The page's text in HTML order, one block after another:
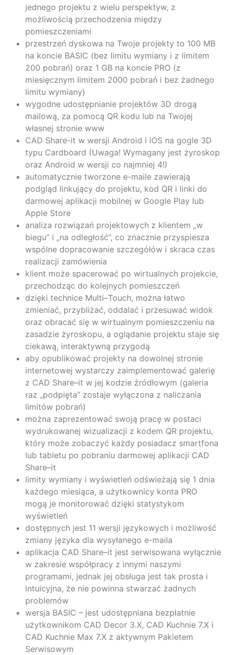
jednego projektu z wielu perspektyw, z
możliwością przechodzenia między
pomieszczeniami
przestrzeń dyskowa na Twoje projekty to 100 MB
na koncie BASIC (bez limitu wymiany i z limitem
200 pobrań) oraz 1 GB na koncie PRO (z
miesięcznym limitem 2000 pobrań i bez żadnego
limitu wymiany)
wygodne udostępnianie projektów 3D drogą
mailową, za pomocą QR kodu lub na Twojej
własnej stronie www
CAD Share-it w wersji Android i iOS na gogle 3D
typu Cardboard (Uwaga! Wymagany jest żyroskop
oraz Android w wersji co najmniej 4!)
automatycznie tworzone e-maile zawierają
podgląd linkujący do projektu, kod QR i linki do
darmowej aplikacji mobilnej w Google Play lub
Apple Store
analiza rozwiązań projektowych z klientem „w
biegu” i „na odległość”, co znacznie przyspiesza
wspólne dopracowanie szczegółów i skraca czas
realizacji zamówienia
klient może spacerować po wirtualnych projekcie,
przechodząc do kolejnych pomieszczeń
dzięki technice Multi–Touch, można łatwo
zmieniać, przybliżać, oddalać i przesuwać widok
oraz obracać się w wirtualnym pomieszczeniu na
zasadzie żyroskopu, a oglądanie projektu staje się
ciekawą, interaktywną przygodą
aby opublikować projekty na dowolnej stronie
internetowej wystarczy zaimplementować galerię
z CAD Share–it w jej kodzie źródłowym (galeria
raz „podpięta” zostaje wyłączona z naliczania
limitów pobrań)
można zaprezentować swoją pracę w postaci
wydrukowanej wizualizacji z kodem QR projektu,
który może zobaczyć każdy posiadacz smartfona
lub tabletu po pobraniu darmowej aplikacji CAD
Share–it
limity wymiany i wyświetleń odświeżają się 1 dnia
każdego miesiąca, a użytkownicy konta PRO
mogą je monitorować dzięki statystykom
wyświetleń
dostępnych jest 11 wersji językowych i możliwość
zmiany języka dla wysyłanego e-maila
aplikacja CAD Share–it jest serwisowana wyłącznie
w zakresie współpracy z innymi naszymi
programami, jednak jej obsługa jest tak prosta i
intuicyjna, że nie powinna stwarzać żadnych
problemów
wersja BASIC – jest udostępniana bezpłatnie
użytkownikom CAD Decor 3.X, CAD Kuchnie 7.X i
CAD Kuchnie Max 7.X z aktywnym Pakietem
Serwisowym
Bądź na bieżąco,
zapisz się do
newslettera